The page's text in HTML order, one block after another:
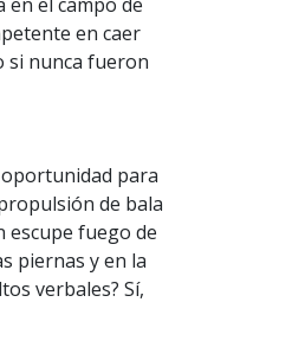
en caer
si nunca fueron
oportunidad para
de bala
escupe fuego de
piernas y en la
verbales? Sí,